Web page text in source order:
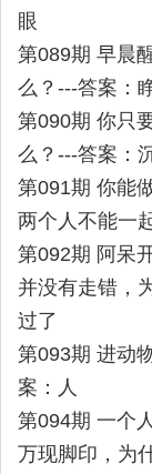
眼
第089期 早晨
么？---答案：
第090期 你只
么？---答案：
第091期 你能
两个人不能一
第092期 阿呆
并没有走错，
过了
第093期 进动
案：人
第094期 一个
万现脚印，为